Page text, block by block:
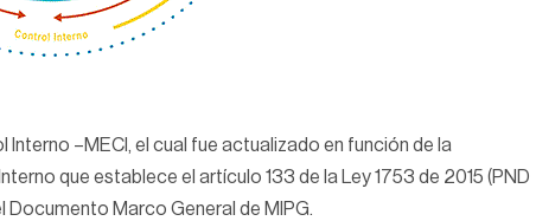
–MECI, el cual fue actualizado en función de la
que establece el artículo 133 de la Ley 1753 de 2015 (PND
Marco General de MIPG.